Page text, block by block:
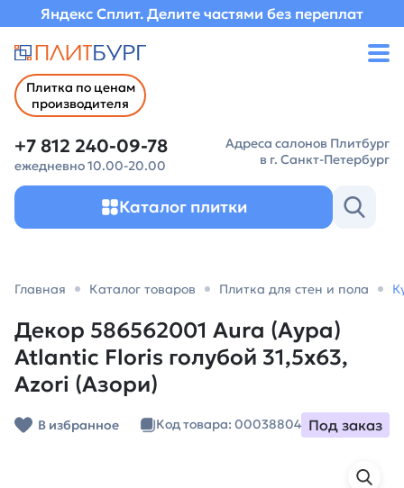
Яндекс Сплит. Делите частями без переплат
Плитка по ценам
производителя
+7 812 240-09-78
ежедневно 10.00-20.00
Адреса салонов Плитбург
в г. Санкт-Петербург
Каталог плитки
Главная Каталог товаров Плитка для стен и пола
Декор 586562001 Aura (Аура)
Atlantic Floris голубой 31,5х63,
Azori (Азори)
В избранное Код товара: 00038804 Под заказ